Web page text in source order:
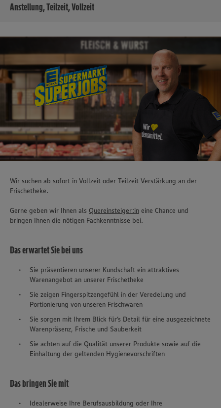
Anstellung, Teilzeit, Vollzeit
Wir suchen ab sofort in Vollzeit oder Teilzeit Verstärkung an der
Frischetheke.
Gerne geben wir Ihnen als Quereinsteiger:in eine Chance und
bringen Ihnen die nötigen Fachkenntnisse bei.
Das erwartet Sie bei uns
Sie präsentieren unserer Kundschaft ein attraktives
Warenangebot an unserer Frischetheke
Sie zeigen Fingerspitzengefühl in der Veredelung und
Portionierung von unseren Frischwaren
Sie sorgen mit Ihrem Blick für‘s Detail für eine ausgezeichnete
Warenpräsenz, Frische und Sauberkeit
Sie achten auf die Qualität unserer Produkte sowie auf die
Einhaltung der geltenden Hygienevorschriften
Das bringen Sie mit
Idealerweise Ihre Berufsausbildung oder Ihre